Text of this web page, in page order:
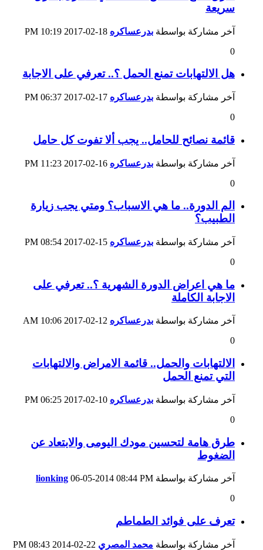
سريعة
آخر مشاركة بواسطة بدرعساكره
10:19 PM
0
هل الالتهابات تمنع الحمل ؟.. تعرفي على الاجابة
آخر مشاركة بواسطة بدرعساكره
06:37 PM
0
قائمة نصائح للحامل.. يجب ألا تفوت كل حامل
آخر مشاركة بواسطة بدرعساكره
11:23 PM
0
الم الدورة.. ما هي الاسباب؟ ومتي يجب زيارة
الطبيب؟
آخر مشاركة بواسطة بدرعساكره
08:54 PM
0
ما هي اعراض الدورة الشهرية ؟.. تعرفي على
الاجابة الكاملة
آخر مشاركة بواسطة بدرعساكره
10:06 AM
0
الالتهابات والحمل.. قائمة الامراض والالتهابات
التي تمنع الحمل
آخر مشاركة بواسطة بدرعساكره
06:25 PM
0
طرق هامة لتحسين مودك اليومى والابتعاد عن
الضغوط
آخر مشاركة بواسطة lionking 06-05-2014 08:44 PM
0
تعرف على فوائد الطماطم
آخر مشاركة بواسطة محمد المصري
08:43 PM